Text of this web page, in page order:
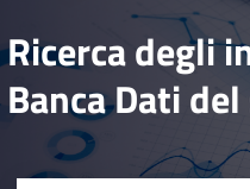
Ricerca degli
Banca Dati